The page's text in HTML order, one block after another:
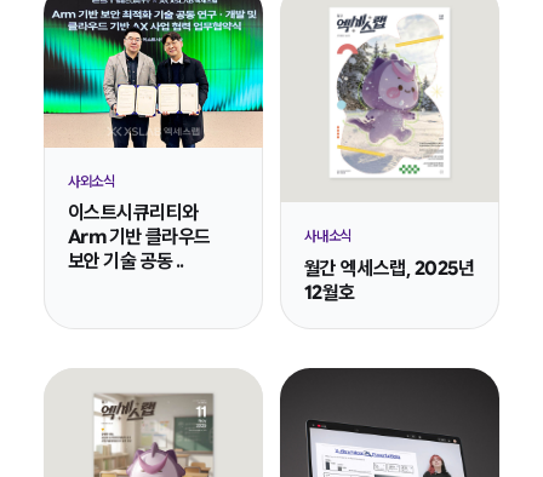
사외소식
이스트시큐리티와
Arm 기반 클라우드
보안 기술 공동 ..
사내소식
월간 엑세스랩, 2025년
12월호